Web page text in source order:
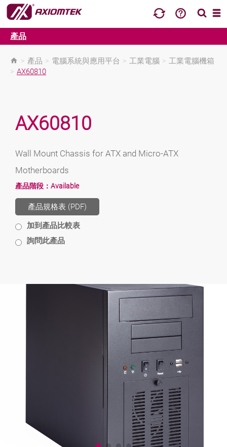
產品
> 產品 > 電腦系統與應用平台 > 工業電腦 > 工業電腦機箱
> AX60810
AX60810
Wall Mount Chassis for ATX and Micro-ATX
Motherboards
產品階段： Available
產品規格表 (PDF)
加到產品比較表
詢問此產品